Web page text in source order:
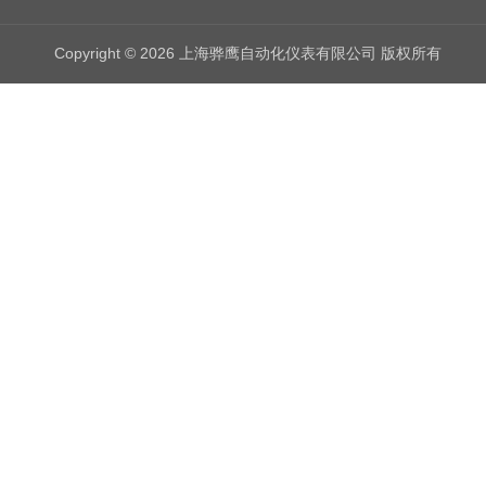
Copyright © 2026 上海骅鹰自动化仪表有限公司 版权所有